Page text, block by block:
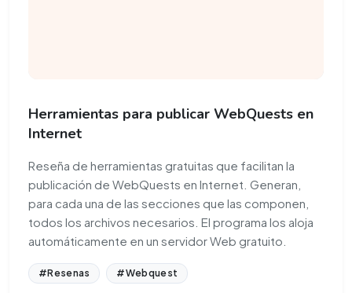
Herramientas para publicar WebQuests en
Internet
Reseña de herramientas gratuitas que facilitan la
publicación de WebQuests en Internet. Generan,
para cada una de las secciones que las componen,
todos los archivos necesarios. El programa los aloja
automáticamente en un servidor Web gratuito.
#Resenas #Webquest